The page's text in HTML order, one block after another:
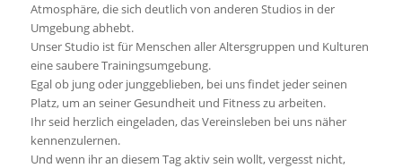
Atmosphäre, die sich deutlich von anderen Studios in der
Umgebung abhebt.
Unser Studio ist für Menschen aller Altersgruppen und Kulturen
eine saubere Trainingsumgebung.
Egal ob jung oder junggeblieben, bei uns findet jeder seinen
Platz, um an seiner Gesundheit und Fitness zu arbeiten.
Ihr seid herzlich eingeladen, das Vereinsleben bei uns näher
kennenzulernen.
Und wenn ihr an diesem Tag aktiv sein wollt, vergesst nicht,